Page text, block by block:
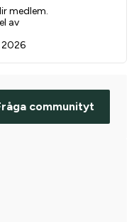
medlem.
av
2026
communityt